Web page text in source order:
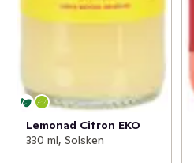
Lemonad Citron EKO
330 ml, Solsken